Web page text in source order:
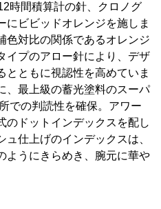
時間積算計の針、クロノグ
にビビッドオレンジを施しま
色対比の関係であるオレンジ
イプのアロー針により、デザ
とともに視認性を高めていま
、最上級の蓄光塗料のスーパ
での判読性を確保。アワー
のドットインデックスを配し
仕上げのインデックスは、
ようにきらめき、腕元に華や